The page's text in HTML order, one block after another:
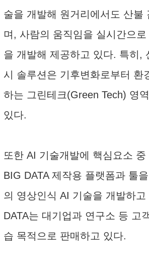
술을 개발해 원거리에서도 산불
며, 사람의 움직임을 실시간으
을 개발해 제공하고 있다. 특히,
시 솔루션은 기후변화로부터 환
하는 그린테크(Green Tech) 영
있다.
또한 AI 기술개발에 핵심요소 중
BIG DATA 제작용 플랫폼과 툴
의 영상인식 AI 기술을 개발하고
DATA는 대기업과 연구소 등 고
습 목적으로 판매하고 있다.